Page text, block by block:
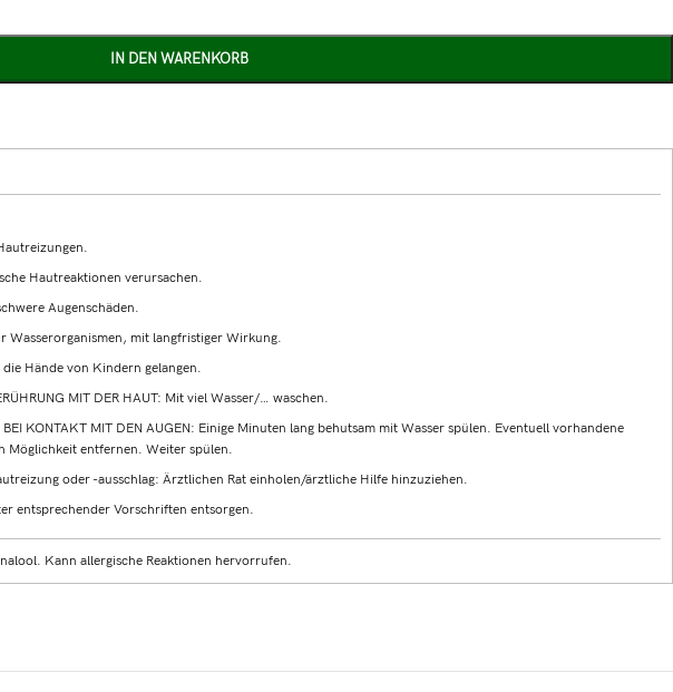
IN DEN WARENKORB
Hautreaktionen verursachen.
Augenschäden.
Wasserorganismen, mit langfristiger Wirkung.
Hände von Kindern gelangen.
MIT DER HAUT: Mit viel Wasser/… waschen.
KONTAKT MIT DEN AUGEN: Einige Minuten lang behutsam mit Wasser spülen. Eventuell vorhandene
Möglichkeit entfernen. Weiter spülen.
oder -ausschlag: Ärztlichen Rat einholen/ärztliche Hilfe hinzuziehen.
entsprechender Vorschriften entsorgen.
Kann allergische Reaktionen hervorrufen.